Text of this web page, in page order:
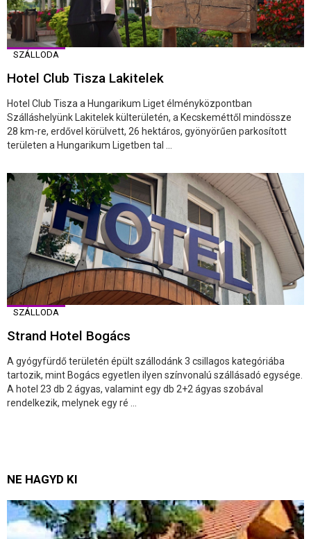
SZÁLLODA
Hotel Club Tisza Lakitelek
Hotel Club Tisza a Hungarikum Liget élményközpontban
Szálláshelyünk Lakitelek külterületén, a Kecskeméttől mindössze
28 km-re, erdővel körülvett, 26 hektáros, gyönyörűen parkosított
területen a Hungarikum Ligetben tal ...
SZÁLLODA
Strand Hotel Bogács
A gyógyfürdő területén épült szállodánk 3 csillagos kategóriába
tartozik, mint Bogács egyetlen ilyen színvonalú szállásadó egysége.
A hotel 23 db 2 ágyas, valamint egy db 2+2 ágyas szobával
rendelkezik, melynek egy ré ...
NE HAGYD KI